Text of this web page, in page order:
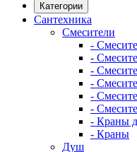
Категории
Сантехника
Смесители
-
-
-
-
-
-
- Краны
- Краны
Душ